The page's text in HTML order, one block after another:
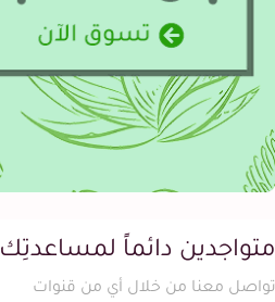
متواجدين دائماً لمساعدتِك
تواصل معنا من خلال أي من قنوات